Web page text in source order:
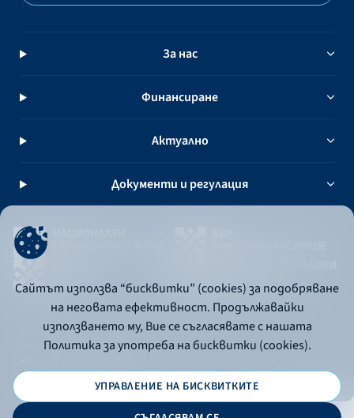
За нас
Финансиране
Актуално
Документи и регулация
Политика за употреба на бисквитки
Политика за поверителност
© 2026 - Българска банка за развитие
Сайтът използва “бисквитки” (cookies) за подобряване
на неговата ефективност. Продължавайки
използването му, Вие се съгласявате с нашата
Политика за употреба на бисквитки (cookies).
УПРАВЛЕНИЕ НА БИСКВИТКИТЕ